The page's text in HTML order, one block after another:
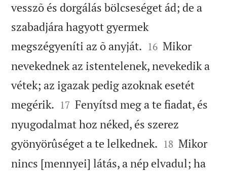
vesszõ és dorgálás bölcseséget ád; de a
szabadjára hagyott gyermek
megszégyeníti az õ anyját. 

16 Mikor
nevekednek az istentelenek, nevekedik a
vétek; az igazak pedig azoknak esetét
megérik. 

17 Fenyítsd meg a te fiadat, és
nyugodalmat hoz néked, és szerez
gyönyörûséget a te lelkednek. 

18 Mikor
nincs [mennyei] látás, a nép elvadul; ha